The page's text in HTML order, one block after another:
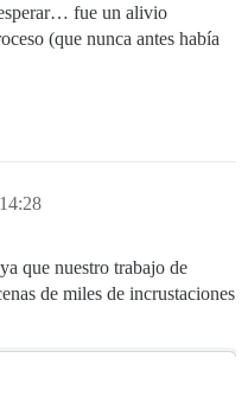
fue un alivio
(que nunca antes había
que nuestro trabajo de
de miles de incrustaciones